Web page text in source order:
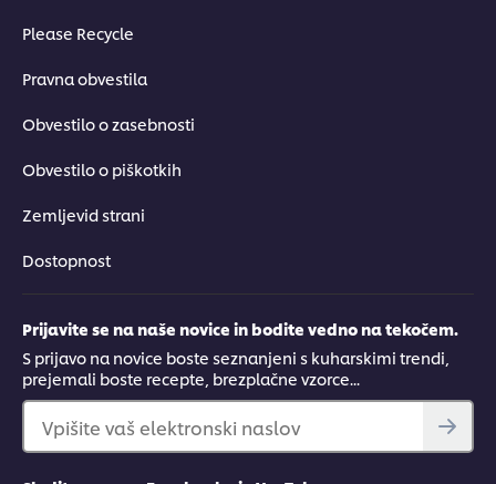
Please Recycle
Pravna obvestila
Obvestilo o zasebnosti
Obvestilo o piškotkih
Zemljevid strani
Dostopnost
Prijavite se na naše novice in bodite vedno na tekočem.
S prijavo na novice boste seznanjeni s kuharskimi trendi,
prejemali boste recepte, brezplačne vzorce...
Vpišite vaš elektronski naslov